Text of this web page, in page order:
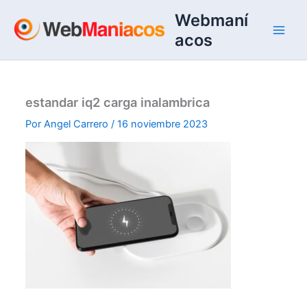
contenido
Webmaní
acos
estandar iq2 carga inalambrica
PorAngel Carrero/16 noviembre 2023